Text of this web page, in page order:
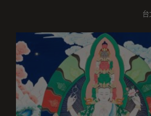
台北市